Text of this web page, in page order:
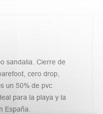
sandalia. Cierre de
cero drop,
un 50% de pvc
para la playa y la
España.